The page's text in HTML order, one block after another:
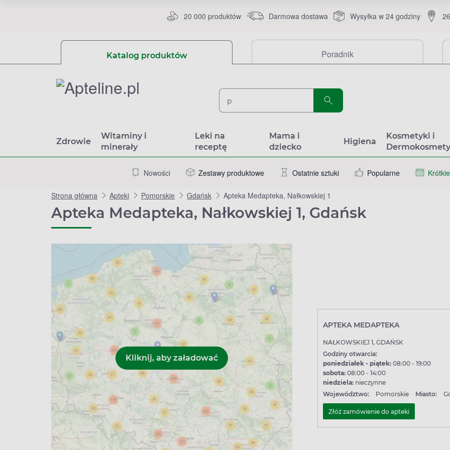
20 000 produktów Darmowa dostawa Wysyłka w 24 godziny
Katalog produktów Poradnik
Zdrowie
Witaminy i
minerały
Leki na
receptę
Mama i
dziecko
Higiena
Kosmetyki i
Nowości Zestawy produktowe Ostatnie sztuki Popularne
Strona główna Apteki Pomorskie Gdańsk Apteka Medapteka, Nałkowskiej 1
Apteka Medapteka, Nałkowskiej 1, Gdańsk
APTEKA MEDAPTEKA
NAŁKOWSKIEJ 1, GDAŃSK
Godziny otwarcia:
poniedziałek - piątek: 08:00 - 19:00
sobota: 08:00 - 14:00
niedziela: nieczynne
Województwo:
Pomorskie Miasto:
Złóż zamówienie do apteki